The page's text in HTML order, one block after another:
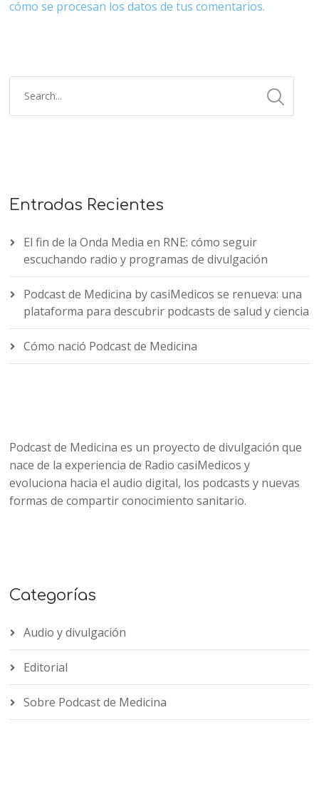
cómo se procesan los datos de tus comentarios.
Entradas Recientes
El fin de la Onda Media en RNE: cómo seguir
escuchando radio y programas de divulgación
Podcast de Medicina by casiMedicos se renueva: una
plataforma para descubrir podcasts de salud y ciencia
Cómo nació Podcast de Medicina
Podcast de Medicina es un proyecto de divulgación que
nace de la experiencia de Radio casiMedicos y
evoluciona hacia el audio digital, los podcasts y nuevas
formas de compartir conocimiento sanitario.
Categorías
Audio y divulgación
Editorial
Sobre Podcast de Medicina